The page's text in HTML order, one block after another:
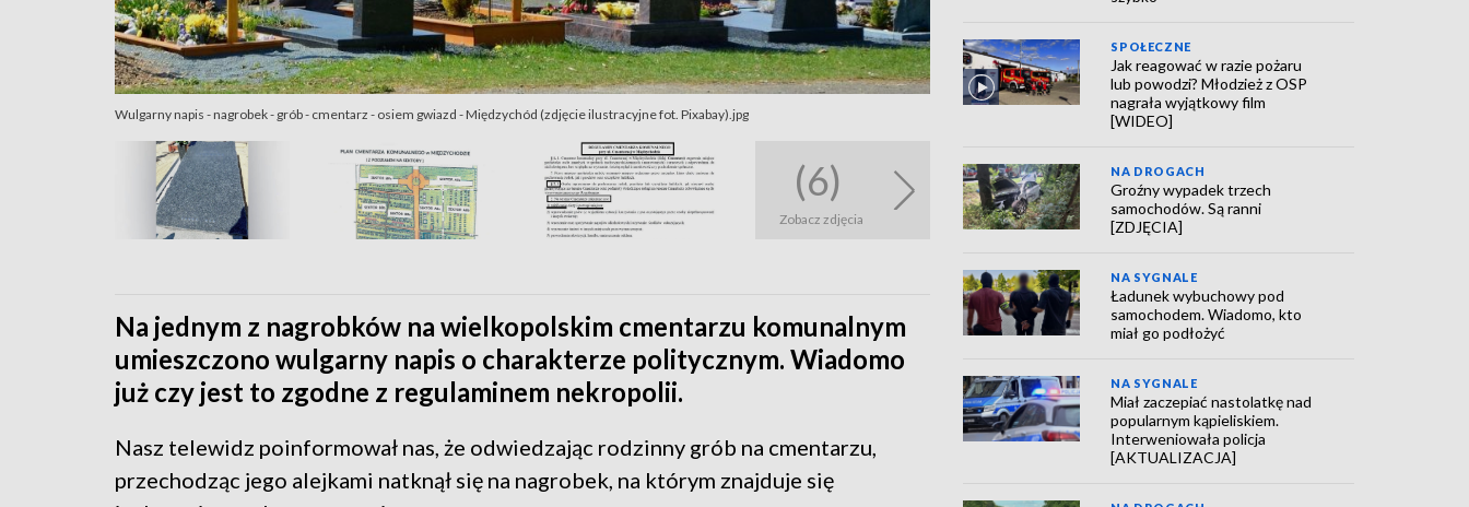
Wulgarny napis - nagrobek - grób - cmentarz - osiem gwiazd - Międzychód (zdjęcie ilustracyjne fot. Pixabay).jpg
(6)
Zobacz zdjęcia
Na jednym z nagrobków na wielkopolskim cmentarzu komunalnym
umieszczono wulgarny napis o charakterze politycznym. Wiadomo
już czy jest to zgodne z regulaminem nekropolii.
Nasz telewidz poinformował nas, że odwiedzając rodzinny grób na cmentarzu,
przechodząc jego alejkami natknął się na nagrobek, na którym znajduje się
SPOŁECZNE
Jak reagować w razie pożaru
lub powodzi? Młodzież z OSP
nagrała wyjątkowy film
[WIDEO]
NA DROGACH
Groźny wypadek trzech
samochodów. Są ranni
[ZDJĘCIA]
NA SYGNALE
Ładunek wybuchowy pod
samochodem. Wiadomo, kto
miał go podłożyć
NA SYGNALE
Miał zaczepiać nastolatkę nad
popularnym kąpieliskiem.
Interweniowała policja
[AKTUALIZACJA]